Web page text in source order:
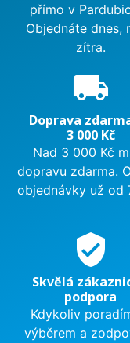
přímo v
Objednáte dnes,
zítra.
local_shipping
Doprava
3 000 Kč
Nad 3 000 Kč
dopravu zdarma.
objednávky už od
verified_user
Skvělá
podpora
Kdykoliv
výběrem a